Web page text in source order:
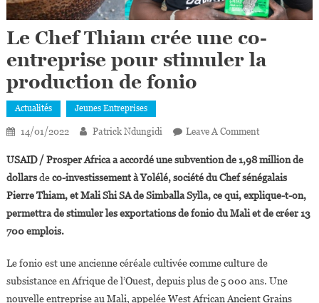
Le Chef Thiam crée une co-
entreprise pour stimuler la
production de fonio
Actualités Jeunes Entreprises
14/01/2022 Patrick Ndungidi Leave A CommentOn
Chef
Thiam
Crée
Une
Pour
Stimuler
La
USAID / Prosper Africa a accordé une subvention de 1,98 million de
dollarsdeco-investissement à Yolélé, société du Chef sénégalais
Pierre Thiam, et Mali Shi SA de Simballa Sylla, ce qui, explique-t-on,
permettra de stimuler les exportations de fonio du Mali et de créer 13
700 emplois.
Le fonio est une ancienne céréale cultivée comme culture de
subsistance en Afrique de l’Ouest, depuis plus de 5 000 ans. Une
nouvelle entreprise au Mali, appelée West African Ancient Grains